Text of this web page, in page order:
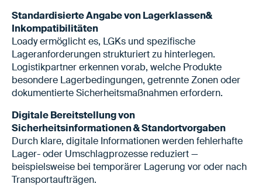
Standardisierte Angabe von Lagerklassen&
Inkompatibilitäten
Loady ermöglicht es, LGKs und spezifische
Lageranforderungen strukturiert zu hinterlegen.
Logistikpartner erkennen vorab, welche Produkte
besondere Lagerbedingungen, getrennte Zonen oder
dokumentierte Sicherheitsmaßnahmen erfordern.
Digitale Bereitstellung von
Sicherheitsinformationen & Standortvorgaben
Durch klare, digitale Informationen werden fehlerhafte
Lager- oder Umschlagprozesse reduziert —
beispielsweise bei temporärer Lagerung vor oder nach
Transportaufträgen.